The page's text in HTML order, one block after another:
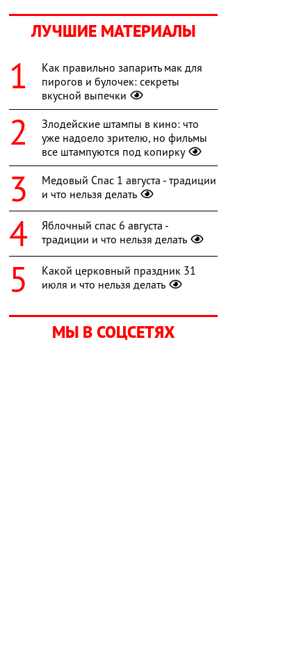
ЛУЧШИЕ МАТЕРИАЛЫ
Как правильно запарить мак для
пирогов и булочек: секреты
вкусной выпечки
Злодейские штампы в кино: что
уже надоело зрителю, но фильмы
все штампуются под копирку
Медовый Спас 1 августа - традиции
и что нельзя делать
Яблочный спас 6 августа -
традиции и что нельзя делать
Какой церковный праздник 31
июля и что нельзя делать
МЫ В СОЦСЕТЯХ